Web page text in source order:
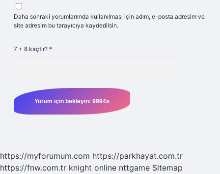
Daha sonraki yorumlarımda kullanılması için adım, e-posta adresim ve
site adresim bu tarayıcıya kaydedilsin.
7 + 8 kaçtır? *
https://myforumum.com https://parkhayat.com.tr
https://fnw.com.tr knight online nttgame Sitemap